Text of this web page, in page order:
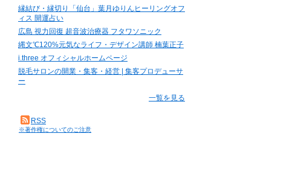
縁結び・縁切り「仙台」葉月ゆりんヒーリングオフ
ィス 開運占い
広島 視力回復 超音波治療器 フタワソニック
縄文℃120%元気なライフ・デザイン講師 楠葉正子
i.three オフィシャルホームページ
脱毛サロンの開業・集客・経営 | 集客プロデューサ
ー
一覧を見る
RSS
※著作権についてのご注意